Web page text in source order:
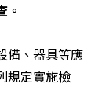
。
備、器具等應
規定實施檢